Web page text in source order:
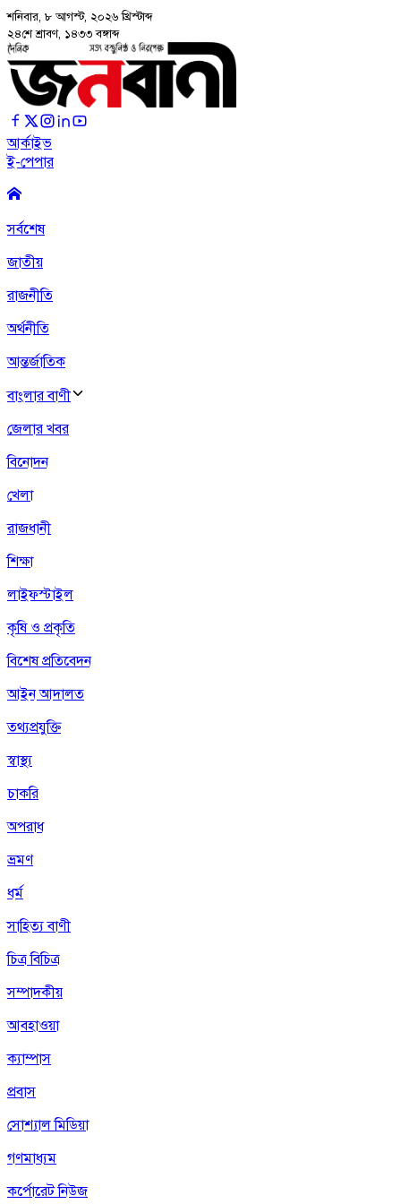
শনিবার, ৮ আগস্ট, ২০২৬ খ্রিস্টাব্দ
২৪শে শ্রাবণ, ১৪৩৩ বঙ্গাব্দ
আর্কাইভ
ই-পেপার
সর্বশেষ
জাতীয়
রাজনীতি
অর্থনীতি
আন্তর্জাতিক
বাংলার বাণী
জেলার খবর
বিনোদন
খেলা
রাজধানী
শিক্ষা
লাইফস্টাইল
কৃষি ও প্রকৃতি
বিশেষ প্রতিবেদন
আইন আদালত
তথ্যপ্রযুক্তি
স্বাস্থ্য
চাকরি
অপরাধ
ভ্রমণ
ধর্ম
সাহিত্য বাণী
চিত্র বিচিত্র
সম্পাদকীয়
আবহাওয়া
ক্যাম্পাস
প্রবাস
সোশ্যাল মিডিয়া
গণমাধ্যম
কর্পোরেট নিউজ